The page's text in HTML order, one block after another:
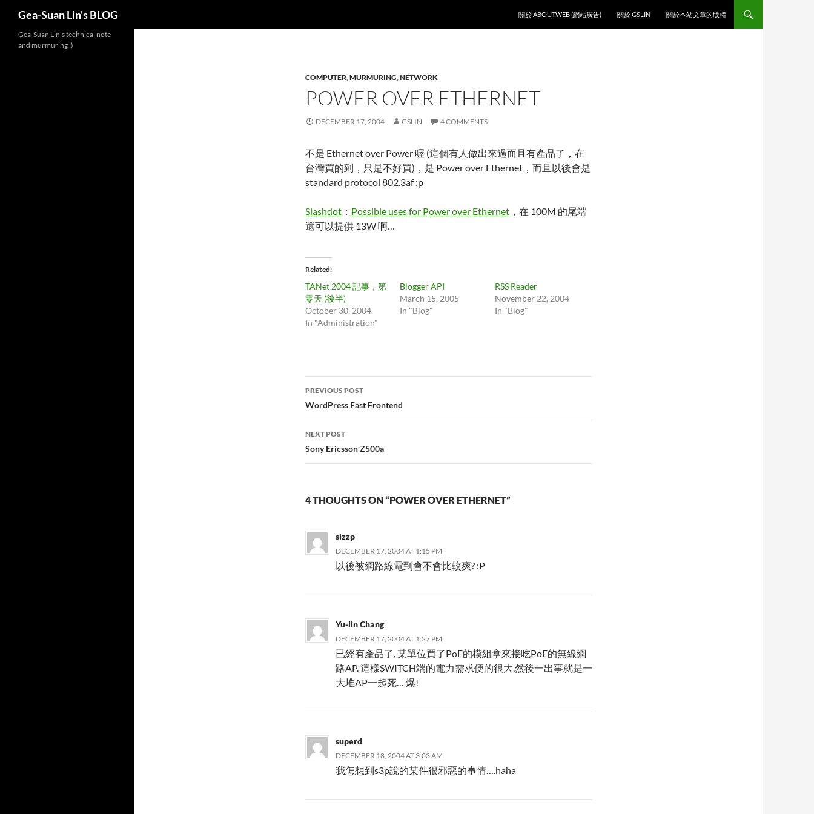
Gea-Suan Lin's BLOG
關於 ABOUTWEB (網站廣告)
關於 GSLIN 關於本站文章的版權
COMPUTER,MURMURING,NETWORK
POWER OVER ETHERNET
DECEMBER 17, 2004 GSLIN 4 COMMENTS
不是 Ethernet over Power 喔 (這個有人做出來過而且有產品了，在
台灣買的到，只是不好買)，是 Power over Ethernet，而且以後會是
standard protocol 802.3af :p
Slashdot ： Possible uses for Power over Ethernet ，在 100M 的尾端
還可以提供 13W 啊…
Related
TANet 2004 記事，第
零天 (後半)
October 30, 2004
In "Administration"
Blogger API
March 15, 2005
In "Blog"
RSS Reader
November 22, 2004
In "Blog"
Post
navigation
PREVIOUS POST
WordPress Fast Frontend
NEXT POST
Sony Ericsson Z500a
4 THOUGHTS ON “POWER OVER ETHERNET”
slzzp
DECEMBER 17, 2004 AT 1:15 PM
以後被網路線電到會不會比較爽? :P
Yu-lin Chang
DECEMBER 17, 2004 AT 1:27 PM
已經有產品了, 某單位買了PoE的模組拿來接吃PoE的無線網
路AP. 這樣SWITCH端的電力需求便的很大,然後一出事就是一
大堆AP一起死… 爆!
superd
DECEMBER 18, 2004 AT 3:03 AM
我怎想到s3p說的某件很邪惡的事情….haha
Gea-Suan Lin's technical note
and murmuring :)